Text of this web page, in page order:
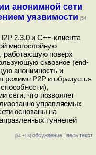
анонимной сети
уязвимости (54
2.3.0 и C++-клиента
многослойную
работающую поверх
сквозное (end-
анонимность и
режиме P2P и образуется
сети, что позволяет
управляемых
основаны на
туннелей
(54 +18) обсуждение | весь текст